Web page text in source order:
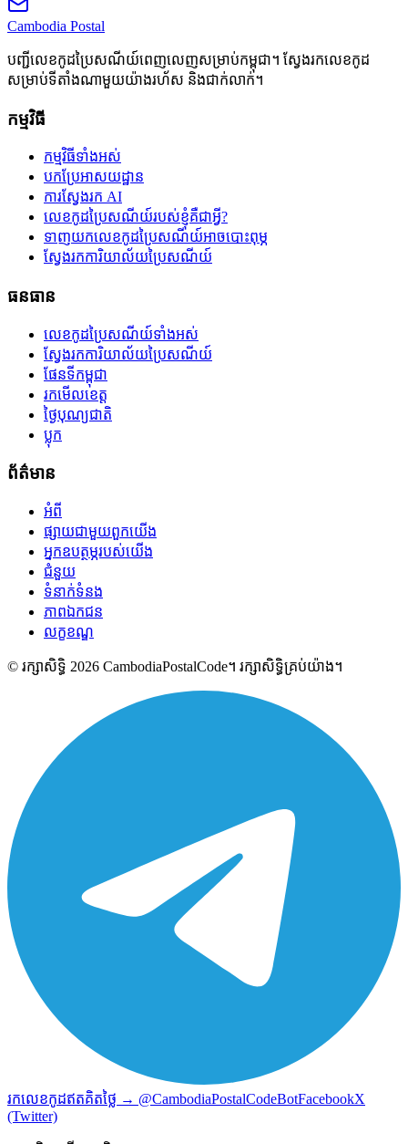
Cambodia Postal
បញ្ជីលេខកូដប្រៃសណីយ៍ពេញលេញសម្រាប់កម្ពុជា។ ស្វែងរកលេខកូដ
សម្រាប់ទីតាំងណាមួយយ៉ាងរហ័ស និងជាក់លាក់។
កម្មវិធី
កម្មវិធីទាំងអស់
បកប្រែអាសយដ្ឋាន
ការស្វែងរក AI
លេខកូដប្រៃសណីយ៍របស់ខ្ញុំគឺជាអ្វី?
ទាញយកលេខកូដប្រៃសណីយ៍អាចបោះពុម្ភ
ស្វែងរកការិយាល័យប្រៃសណីយ៍
ធនធាន
លេខកូដប្រៃសណីយ៍ទាំងអស់
ស្វែងរកការិយាល័យប្រៃសណីយ៍
ផែនទីកម្ពុជា
រកមើលខេត្ត
ថ្ងៃបុណ្យជាតិ
ប្លុក
ព័ត៌មាន
អំពី
ផ្សាយជាមួយពួកយើង
អ្នកឧបត្ថម្ភរបស់យើង
ជំនួយ
ទំនាក់ទំនង
ភាពឯកជន
លក្ខខណ្ឌ
© រក្សាសិទ្ធិ 2026 CambodiaPostalCode។ រក្សាសិទ្ធិគ្រប់យ៉ាង។
រកលេខកូដឥតគិតថ្លៃ → @CambodiaPostalCodeBotFacebookX
(Twitter)